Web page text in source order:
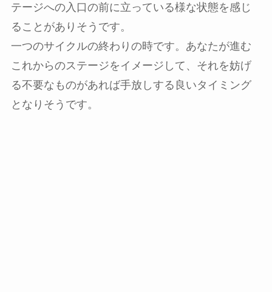
テージへの入口の前に立っている様な状態を感じ
ることがありそうです。
一つのサイクルの終わりの時です。あなたが進む
これからのステージをイメージして、それを妨げ
る不要なものがあれば手放しする良いタイミング
となりそうです。